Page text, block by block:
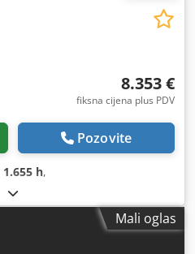
8.353 €
fiksna cijena plus PDV
Pozovite
1.655 h,
Mali oglas